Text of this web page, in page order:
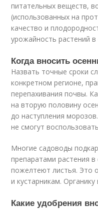
питательных веществ,
(использованных на
качество и
урожайность растений
Когда вносить
Назвать точные сроки
конкретном регионе,
перепахивания почвы.
на вторую половину
до наступления
не смогут
Многие садоводы
препаратами растения
пожелтеют листья. Это
и кустарникам.
Какие удобрения